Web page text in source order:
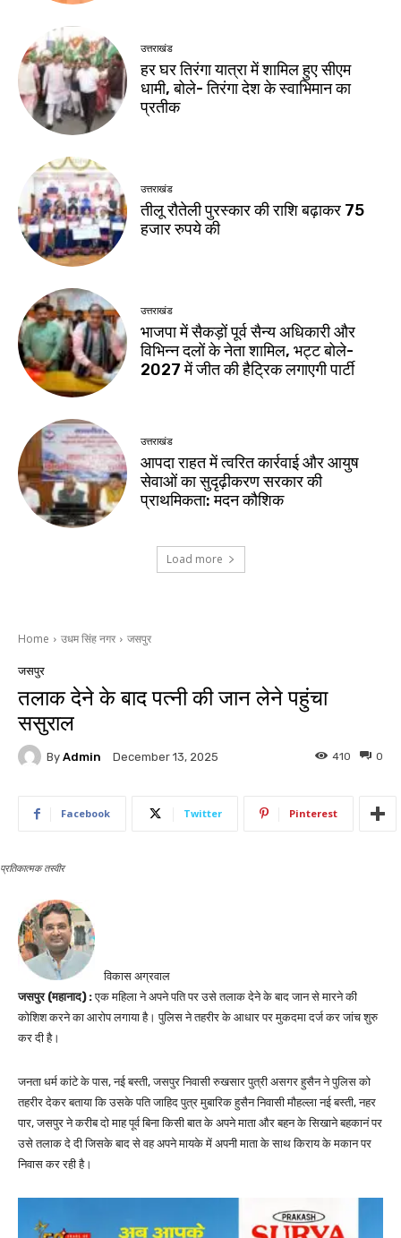
उत्तराखंड
हर घर तिरंगा यात्रा में शामिल हुए सीएम
धामी, बोले- तिरंगा देश के स्वाभिमान का
प्रतीक
उत्तराखंड
तीलू रौतेली पुरस्कार की राशि बढ़ाकर 75
हजार रुपये की
उत्तराखंड
भाजपा में सैकड़ों पूर्व सैन्य अधिकारी और
विभिन्न दलों के नेता शामिल, भट्ट बोले-
2027 में जीत की हैट्रिक लगाएगी पार्टी
उत्तराखंड
आपदा राहत में त्वरित कार्रवाई और आयुष
सेवाओं का सुदृढ़ीकरण सरकार की
प्राथमिकता: मदन कौशिक
Load more